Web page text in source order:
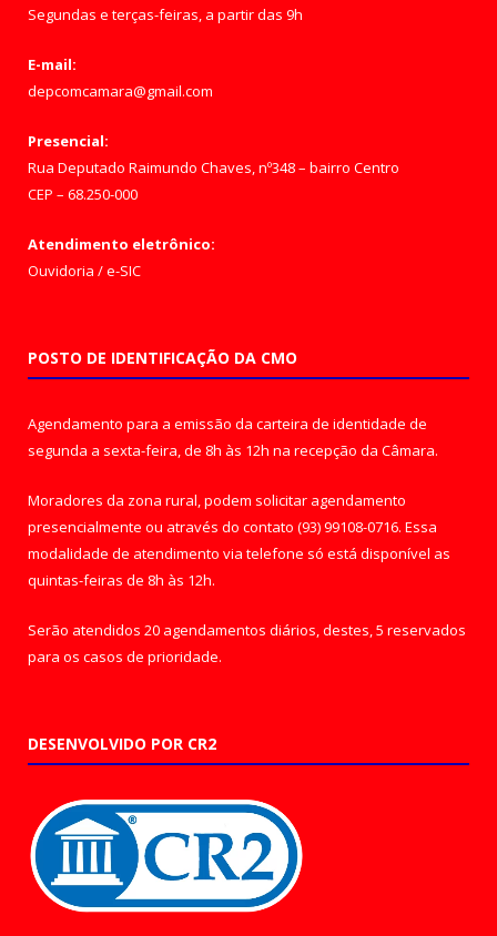
Segundas e terças-feiras, a partir das 9h
E-mail:
depcomcamara@gmail.com
Presencial:
Rua Deputado Raimundo Chaves, nº348 – bairro Centro
CEP – 68.250-000
Atendimento eletrônico:
Ouvidoria /e-SIC
POSTO DE IDENTIFICAÇÃO DA CMO
Agendamento para a emissão da carteira de identidade de
segunda a sexta-feira, de 8h às 12h na recepção da Câmara.
Moradores da zona rural, podem solicitar agendamento
presencialmente ou através do contato (93) 99108-0716. Essa
modalidade de atendimento via telefone só está disponível as
quintas-feiras de 8h às 12h.
Serão atendidos 20 agendamentos diários, destes, 5 reservados
para os casos de prioridade.
DESENVOLVIDO POR CR2